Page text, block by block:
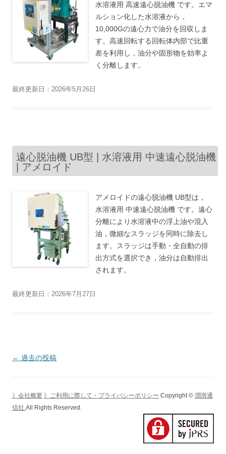
水溶液用 高速遠心脱油機 です。エマ
ルション化した水溶液から，
10,000Gの遠心力で油分を回収しま
す。高速回転する回転体内部で比重
差を利用し，油分や固形物を効率よ
く分離します。
最終更新日：2026年5月26日
遠心脱油機 UB型 | 水溶液用 中速遠心脱油機
| アメロイド
アメロイドの遠心脱油機 UB型は，
水溶液用 中速遠心脱油機 です。遠心
分離により水溶液中の浮上油や混入
油，微細なスラッジを同時に除去し
ます。スラッジは手動・全自動の排
出方式を選択でき，油分は自動排出
されます。
最終更新日：2026年7月27日
投
ビ
← 過去の投稿
》会社概要 》ご利用に際して・プライバシーポリシー Copyright © 潤滑通
信社 All Rights Reserved.